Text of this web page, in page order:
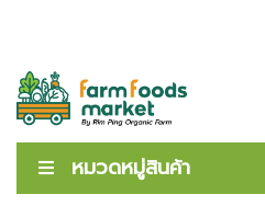
หมวดหมู่สินค้า